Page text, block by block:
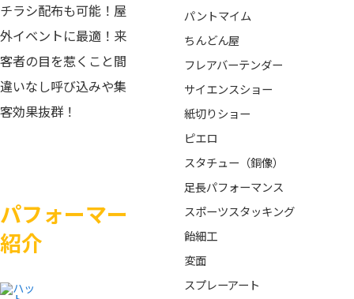
チラシ配布も可能！屋
外イベントに最適！来
客者の目を惹くこと間
違いなし呼び込みや集
客効果抜群！
パフォーマー
紹介
パントマイム
ちんどん屋
フレアバーテンダー
サイエンスショー
紙切りショー
ピエロ
スタチュー（銅像）
足長パフォーマンス
スポーツスタッキング
飴細工
変面
スプレーアート